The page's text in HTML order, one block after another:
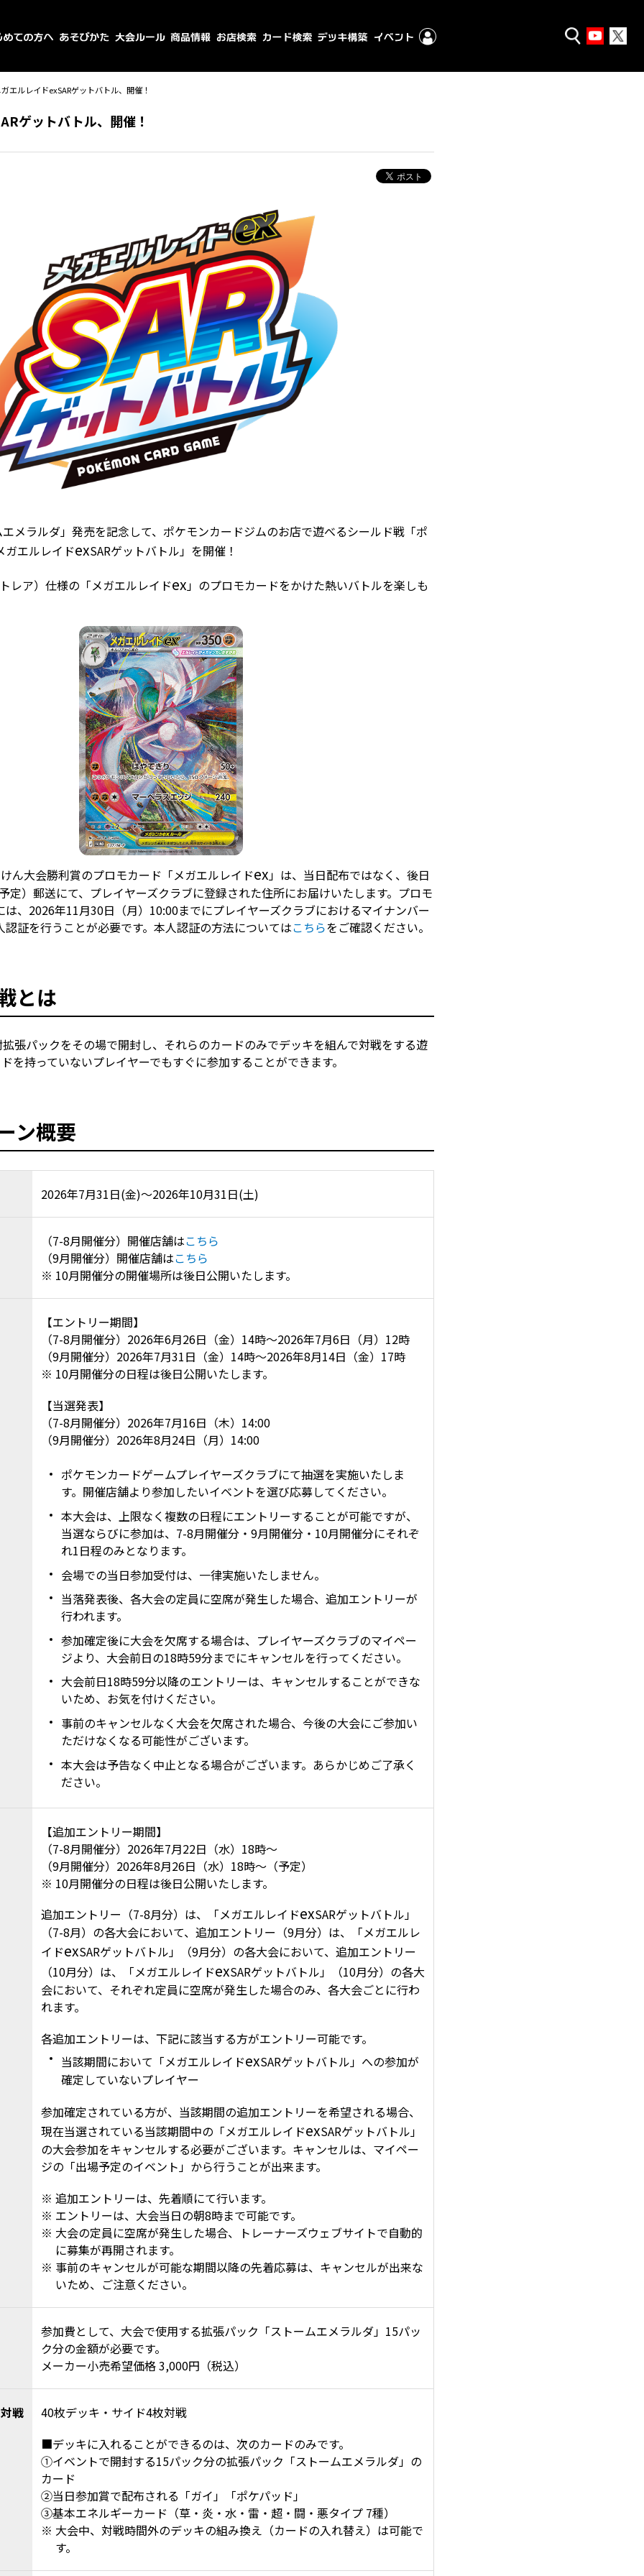
エルレイドexSARゲットバトル、開催！
ゲットバトル、開催！
メラルダ」発売を記念して、ポケモンカードジムのお店で遊べるシールド戦「ポ
ガエルレイドexSARゲットバトル」を開催！
レア）仕様の「メガエルレイドex」のプロモカードをかけた熱いバトルを楽しも
ん大会勝利賞のプロモカード「メガエルレイドex 」は、当日配布ではなく、後日
定）郵送にて、プレイヤーズクラブに登録された住所にお届けいたします。プロモ
、2026年11月30日（月）10:00までにプレイヤーズクラブにおけるマイナンバー
証を行うことが必要です。本人認証の方法についてはこちらをご確認ください。
とは
張パックをその場で開封し、それらのカードのみでデッキを組んで対戦をする遊
を持っていないプレイヤーでもすぐに参加することができます。
ン概要
2026年7月31日(金)～2026年10月31日(土)
（7-8月開催分）開催店舗はこちら
（9月開催分）開催店舗はこちら
10月開催分の開催場所は後日公開いたします。
【エントリー期間】
（7-8月開催分）2026年6月26日（金）14時～2026年7月6日（月）12時
（9月開催分）2026年7月31日（金）14時～2026年8月14日（金）17時
10月開催分の日程は後日公開いたします。
【当選発表】
（7-8月開催分）2026年7月16日（木）14:00
（9月開催分）2026年8月24日（月）14:00
ポケモンカードゲームプレイヤーズクラブにて抽選を実施いたしま
す。開催店舗より参加したいイベントを選び応募してください。
本大会は、上限なく複数の日程にエントリーすることが可能ですが、
当選ならびに参加は、7-8月開催分・9月開催分・10月開催分にそれぞ
れ1日程のみとなります。
会場での当日参加受付は、一律実施いたしません。
当落発表後、各大会の定員に空席が発生した場合、追加エントリーが
行われます。
参加確定後に大会を欠席する場合は、プレイヤーズクラブのマイペー
ジより、大会前日の18時59分までにキャンセルを行ってください。
大会前日18時59分以降のエントリーは、キャンセルすることができな
いため、お気を付けください。
事前のキャンセルなく大会を欠席された場合、今後の大会にご参加い
ただけなくなる可能性がございます。
本大会は予告なく中止となる場合がございます。あらかじめご了承く
ださい。
【追加エントリー期間】
（7-8月開催分）2026年7月22日（水）18時～
（9月開催分）2026年8月26日（水）18時～（予定）
10月開催分の日程は後日公開いたします。
追加エントリー（7-8月分）は、「メガエルレイドexSARゲットバトル」
（7-8月）の各大会において、追加エントリー（9月分）は、「メガエルレ
イドexSARゲットバトル」（9月分）の各大会において、追加エントリー
（10月分）は、「メガエルレイドexSARゲットバトル」（10月分）の各大
会において、それぞれ定員に空席が発生した場合のみ、各大会ごとに行わ
れます。
各追加エントリーは、下記に該当する方がエントリー可能です。
当該期間において「メガエルレイドexSARゲットバトル」への参加が
確定していないプレイヤー
参加確定されている方が、当該期間の追加エントリーを希望される場合、
現在当選されている当該期間中の「メガエルレイドexSARゲットバトル」
の大会参加をキャンセルする必要がございます。キャンセルは、マイペー
ジの「出場予定のイベント」から行うことが出来ます。
追加エントリーは、先着順にて行います。
エントリーは、大会当日の朝8時まで可能です。
大会の定員に空席が発生した場合、トレーナーズウェブサイトで自動的
に募集が再開されます。
事前のキャンセルが可能な期間以降の先着応募は、キャンセルが出来な
いため、ご注意ください。
参加費として、大会で使用する拡張パック「ストームエメラルダ」15パッ
ク分の金額が必要です。
メーカー小売希望価格 3,000円（税込）
戦
40枚デッキ・サイド4枚対戦
■デッキに入れることができるのは、次のカードのみです。
①イベントで開封する15パック分の拡張パック「ストームエメラルダ」の
カード
②当日参加賞で配布される「ガイ」「ポケパッド」
③基本エネルギーカード（草・炎・水・雷・超・闘・悪タイプ 7種）
大会中、対戦時間外のデッキの組み換え（カードの入れ替え）は可能で
す。